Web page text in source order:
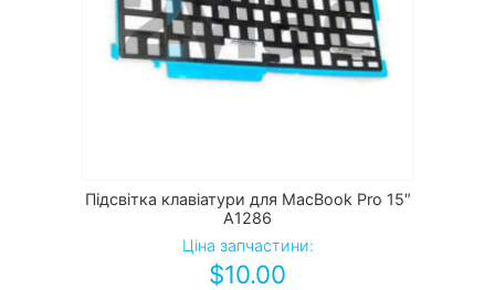
Підсвітка клавіатури для MacBook Pro 15″
A1286
Ціна запчастини:
$10.00